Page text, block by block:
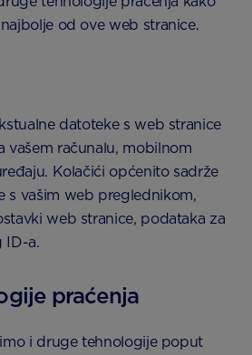
od ove web stranice.
datoteke s web stranice
vašem računalu, mobilnom
Kolačići općenito sadrže
s vašim web preglednikom,
web stranice, podataka za
ID-a.
praćenja
i druge tehnologije poput